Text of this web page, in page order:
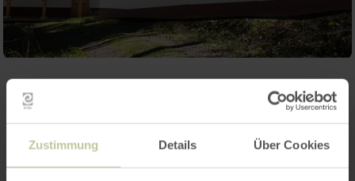
Zustimmung Details Über Cookies